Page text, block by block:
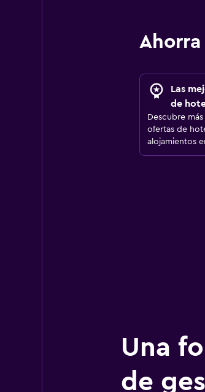
Las
de
Descubre
ofertas de
alojamientos
Una
de